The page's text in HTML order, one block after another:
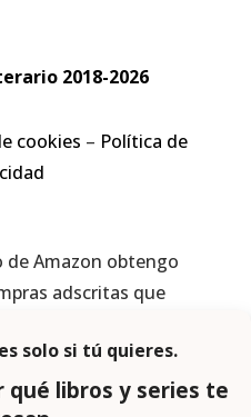
2018-2026
cookies – Política de
de Amazon obtengo
adscritas que